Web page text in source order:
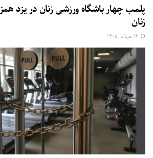
پلمب چهار باشگاه ورزشی زنان در یزد
زنان